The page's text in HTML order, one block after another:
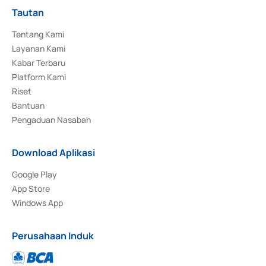
Tautan
Tentang Kami
Layanan Kami
Kabar Terbaru
Platform Kami
Riset
Bantuan
Pengaduan Nasabah
Download Aplikasi
Google Play
App Store
Windows App
Perusahaan Induk